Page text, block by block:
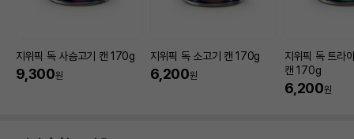
지위픽 독 사슴고기 캔 170g
9,300원
지위픽 독 소고기 캔 170g
6,200원
지위픽 독 트라
캔 170g
6,200원